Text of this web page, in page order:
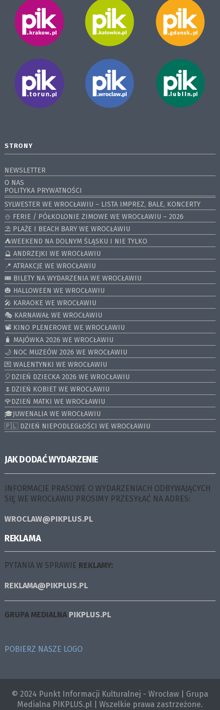
STRONY
NEWSLETTER
O NAS
POLITYKA PRYWATNOŚCI
SYLWESTER WE WROCŁAWIU – LISTA IMPREZ, BALE, KONCERTY
⛄️ FERIE / PÓŁKOLONIE ZIMOWE WE WROCŁAWIU – 2026
⛱️ PLAŻE I BEACH BARY WE WROCŁAWIU
⛺️WEEKEND NA DOLNYM ŚLĄSKU I NIE TYLKO
🔮 ANDRZEJKI WE WROCŁAWIU
📍 ATRAKCJE WE WROCŁAWIU
🎟️ BILETY NA WYDARZENIA WE WROCŁAWIU
🎃 HALLOWEEN WE WROCŁAWIU
🎤 KARAOKE WE WROCŁAWIU
🎭 KARNAWAŁ WE WROCŁAWIU
📽️ KINO PLENEROWE WE WROCŁAWIU
🧳 MAJÓWKA 2026 WE WROCŁAWIU
🌙 NOC MUZEÓW 2026 WE WROCŁAWIU
💌 WALENTYNKI WE WROCŁAWIU
🎈DZIEŃ DZIECKA 2026 WE WROCŁAWIU
🌷DZIEŃ KOBIET WE WROCŁAWIU
🌹DZIEŃ MATKI WE WROCŁAWIU
🎓JUWENALIA WE WROCŁAWIU
🇵🇱 DZIEŃ NIEPODLEGŁOŚCI WE WROCŁAWIU
JAK DODAĆ WYDARZENIE
INFORMACJE PRASOWE O WYDARZENIACH ODBYWAJĄCYCH
SIĘ WE WROCŁAWIU PROSIMY PRZESYŁAĆ NA ADRES:
WROCLAW@PIKPLUS.PL
REKLAMA
PYTANIA W SPRAWIE REKLAMY:
REKLAMA@PIKPLUS.PL
GRUPA MEDIALNA PIKPLUS.PL
POBIERZ NASZE LOGO
© 2024 Punkt Informacji Kulturalnej - Wrocław | Grupa
Medialna PIKPLUS.pl | Wszelkie prawa zastrzeżone.